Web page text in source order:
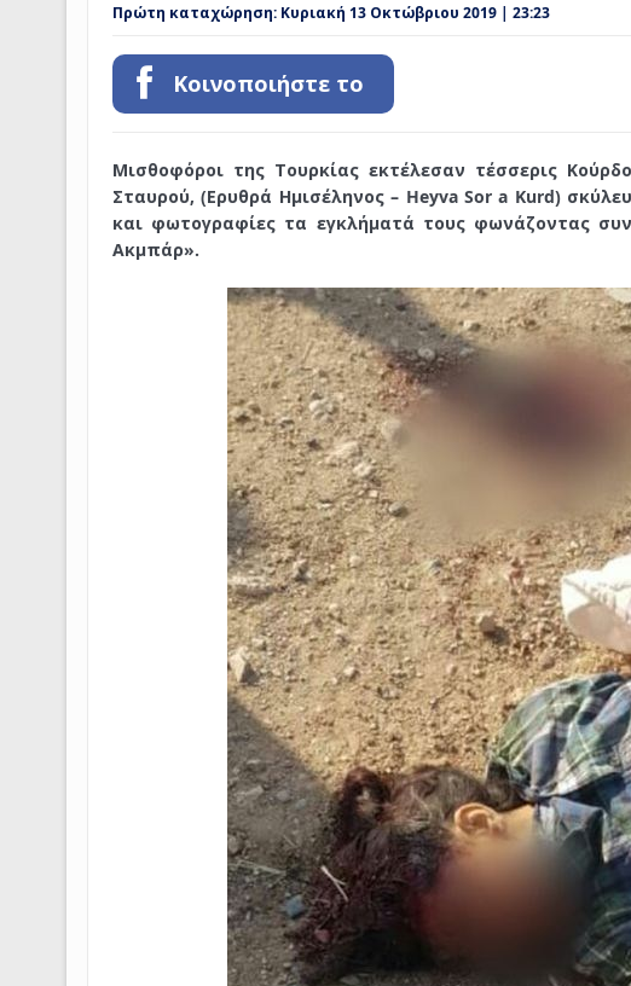
Πρώτη καταχώρηση: Κυριακή 13 Οκτώβριου 2019 | 23:23
Κοινοποιήστε το
Μισθοφόροι της Τουρκίας εκτέλεσαν τέσσερις
Σταυρού, (Ερυθρά Ημισέληνος – Heyva Sor a Kurd)
και φωτογραφίες τα εγκλήματά τους φωνάζοντας
Ακμπάρ».